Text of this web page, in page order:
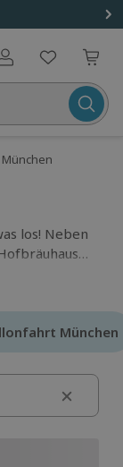
Benutzerkonto
los! Neben
Running
München
München